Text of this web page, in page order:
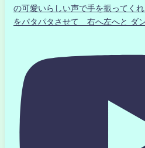
の可愛いらしい声で手を振ってく
をパタパタさせて 右へ左へと ダ